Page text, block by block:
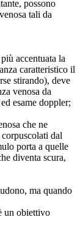
possono
tali da
accentuata la
caratteristico il
stirando), deve
venosa da
esame doppler;
che ne
dal
porta a quelle
diventa scura,
ma quando
un obiettivo